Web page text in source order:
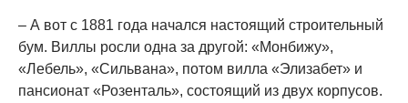
– А вот с 1881 года начался настоящий строительный
бум. Виллы росли одна за другой: «Монбижу»,
«Лебель», «Сильвана», потом вилла «Элизабет» и
пансионат «Розенталь», состоящий из двух корпусов.